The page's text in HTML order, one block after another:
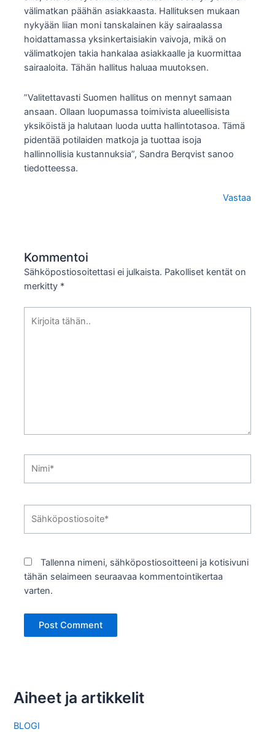
välimatkan päähän asiakkaasta. Hallituksen mukaan
nykyään liian moni tanskalainen käy sairaalassa
hoidattamassa yksinkertaisiakin vaivoja, mikä on
välimatkojen takia hankalaa asiakkaalle ja kuormittaa
sairaaloita. Tähän hallitus haluaa muutoksen.
”Valitettavasti Suomen hallitus on mennyt samaan
ansaan. Ollaan luopumassa toimivista alueellisista
yksiköistä ja halutaan luoda uutta hallintotasoa. Tämä
pidentää potilaiden matkoja ja tuottaa isoja
hallinnollisia kustannuksia”, Sandra Berqvist sanoo
tiedotteessa.
Vastaa
Kommentoi
Sähköpostiosoitettasi ei julkaista. Pakolliset kentät on
merkitty *
tähän..
Tallenna nimeni, sähköpostiosoitteeni ja kotisivuni
tähän selaimeen seuraavaa kommentointikertaa
varten.
Aiheet ja artikkelit
BLOGI